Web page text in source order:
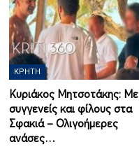
ΚΡΉΤΗ
Κυριάκος Μητσοτάκης: Με
συγγενείς και φίλους στα
Σφακιά – Ολιγοήμερες
ανάσες…